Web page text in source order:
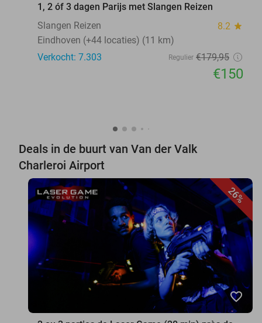
1, 2 óf 3 dagen Parijs met Slangen Reizen
Slangen Reizen
8.2 star
Eindhoven (+44 locaties) (11 km)
Verkocht: 7.303
Regulier €179,95
€150
Deals in de buurt van Van der Valk
Charleroi Airport
26%
favorite_border